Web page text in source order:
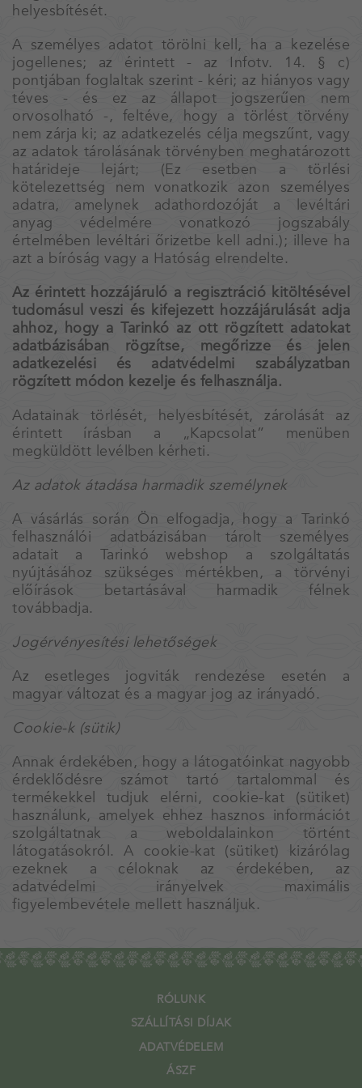
helyesbítését.
A személyes adatot törölni kell, ha a kezelése
jogellenes; az érintett - az Infotv. 14. § c)
pontjában foglaltak szerint - kéri; az hiányos vagy
téves - és ez az állapot jogszerűen nem
orvosolható -, feltéve, hogy a törlést törvény
nem zárja ki; az adatkezelés célja megszűnt, vagy
az adatok tárolásának törvényben meghatározott
határideje lejárt; (Ez esetben a törlési
kötelezettség nem vonatkozik azon személyes
adatra, amelynek adathordozóját a levéltári
anyag védelmére vonatkozó jogszabály
értelmében levéltári őrizetbe kell adni.); illeve ha
azt a bíróság vagy a Hatóság elrendelte.
Az érintett hozzájáruló a regisztráció kitöltésével
tudomásul veszi és kifejezett hozzájárulását adja
ahhoz, hogy a Tarinkó az ott rögzített adatokat
adatbázisában rögzítse, megőrizze és jelen
adatkezelési és adatvédelmi szabályzatban
rögzített módon kezelje és felhasználja.
Adatainak törlését, helyesbítését, zárolását az
érintett írásban a „Kapcsolat” menüben
megküldött levélben kérheti.
Az adatok átadása harmadik személynek
A vásárlás során Ön elfogadja, hogy a Tarinkó
felhasználói adatbázisában tárolt személyes
adatait a Tarinkó webshop a szolgáltatás
nyújtásához szükséges mértékben, a törvényi
előírások betartásával harmadik félnek
továbbadja.
Jogérvényesítési lehetőségek
Az esetleges jogviták rendezése esetén a
magyar változat és a magyar jog az irányadó.
Cookie-k (sütik)
Annak érdekében, hogy a látogatóinkat nagyobb
érdeklődésre számot tartó tartalommal és
termékekkel tudjuk elérni, cookie-kat (sütiket)
használunk, amelyek ehhez hasznos információt
szolgáltatnak a weboldalainkon történt
látogatásokról. A cookie-kat (sütiket) kizárólag
ezeknek a céloknak az érdekében, az
adatvédelmi irányelvek maximális
figyelembevétele mellett használjuk.
RÓLUNK
SZÁLLÍTÁSI DÍJAK
ADATVÉDELEM
ÁSZF